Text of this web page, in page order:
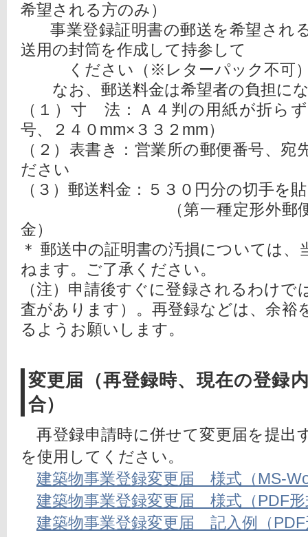
希望される方のみ）
事業登録証明書の郵送を希望され
送用の封筒を作成して持参して
ください（※レターパック不可
なお、郵送料金は希望者の負担に
（１）寸 法：Ａ４判の用紙が折ら
号、２４０mm×３３２mm）
（２）表書き：営業所の郵便番号、宛
ださい
（３）郵送料金：５３０円分の切手を
（第一種定形外郵便物料
金）
＊ 郵送中の証明書の汚損については、
ねます。ご了承ください。
（注）申請後すぐに登録されるわけで
査があります）。再登録などは、余裕
るようお願いします。
変更届（再登録時、現在の登録
合）
再登録申請時に併せて変更届を提出
を使用してください。
建築物事業登録変更届 様式（MS-
建築物事業登録変更届 様式（PDF形
建築物事業登録変更届 記入例（PDF